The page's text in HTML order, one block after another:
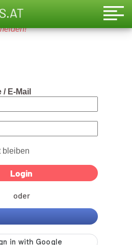
zu können, bitte ein
E-Mail
bleiben
oder